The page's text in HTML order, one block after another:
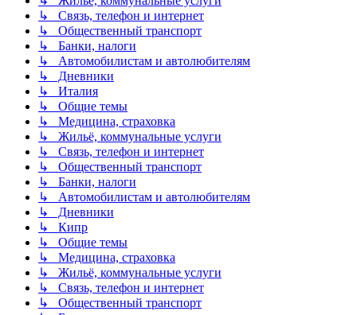
↳ Связь, телефон и интернет
↳ Общественный транспорт
↳ Банки, налоги
↳ Автомобилистам и автолюбителям
↳ Дневники
↳ Италия
↳ Общие темы
↳ Медицина, страховка
↳ Жильё, коммунальные услуги
↳ Связь, телефон и интернет
↳ Общественный транспорт
↳ Банки, налоги
↳ Автомобилистам и автолюбителям
↳ Дневники
↳ Кипр
↳ Общие темы
↳ Медицина, страховка
↳ Жильё, коммунальные услуги
↳ Связь, телефон и интернет
↳ Общественный транспорт